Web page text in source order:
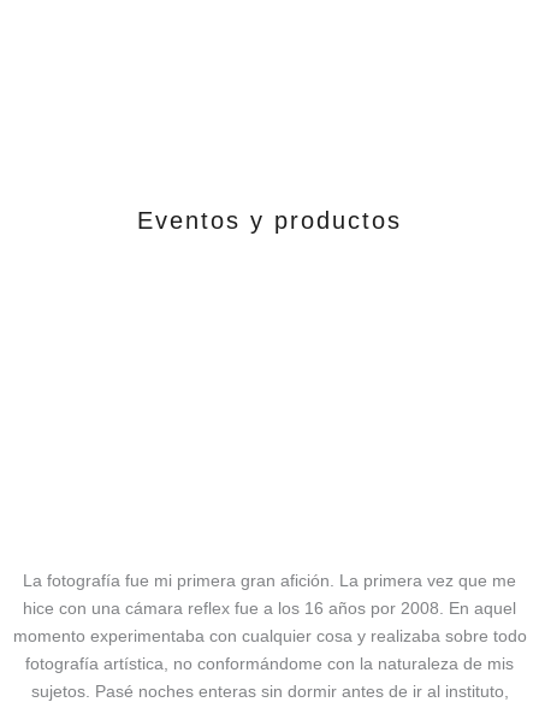
Eventos y productos
La fotografía fue mi primera gran afición. La primera vez que me
hice con una cámara reflex fue a los 16 años por 2008. En aquel
momento experimentaba con cualquier cosa y realizaba sobre todo
fotografía artística, no conformándome con la naturaleza de mis
sujetos. Pasé noches enteras sin dormir antes de ir al instituto,